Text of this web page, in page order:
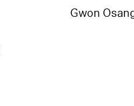
Gwon